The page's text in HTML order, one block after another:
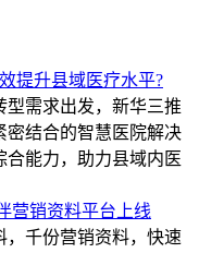
提升县域医疗水平?
型需求出发，新华三推
密结合的智慧医院解决
合能力，助力县域内医
营销资料平台上线
，千份营销资料，快速